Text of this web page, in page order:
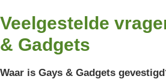
Veelgestelde
& Gadgets
Waar is Gays & Gadgets